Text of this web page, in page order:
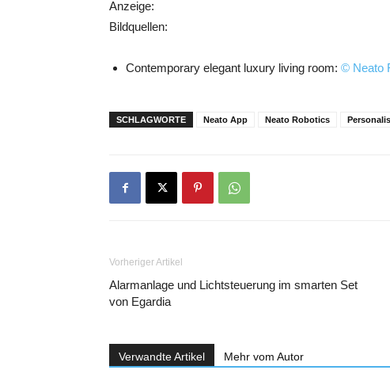
Anzeige:
Bildquellen:
Contemporary elegant luxury living room: © Neato
SCHLAGWORTE Neato App Neato Robotics
Vorheriger Artikel
Alarmanlage und Lichtsteuerung im smarten Set
von Egardia
Verwandte Artikel Mehr vom Autor